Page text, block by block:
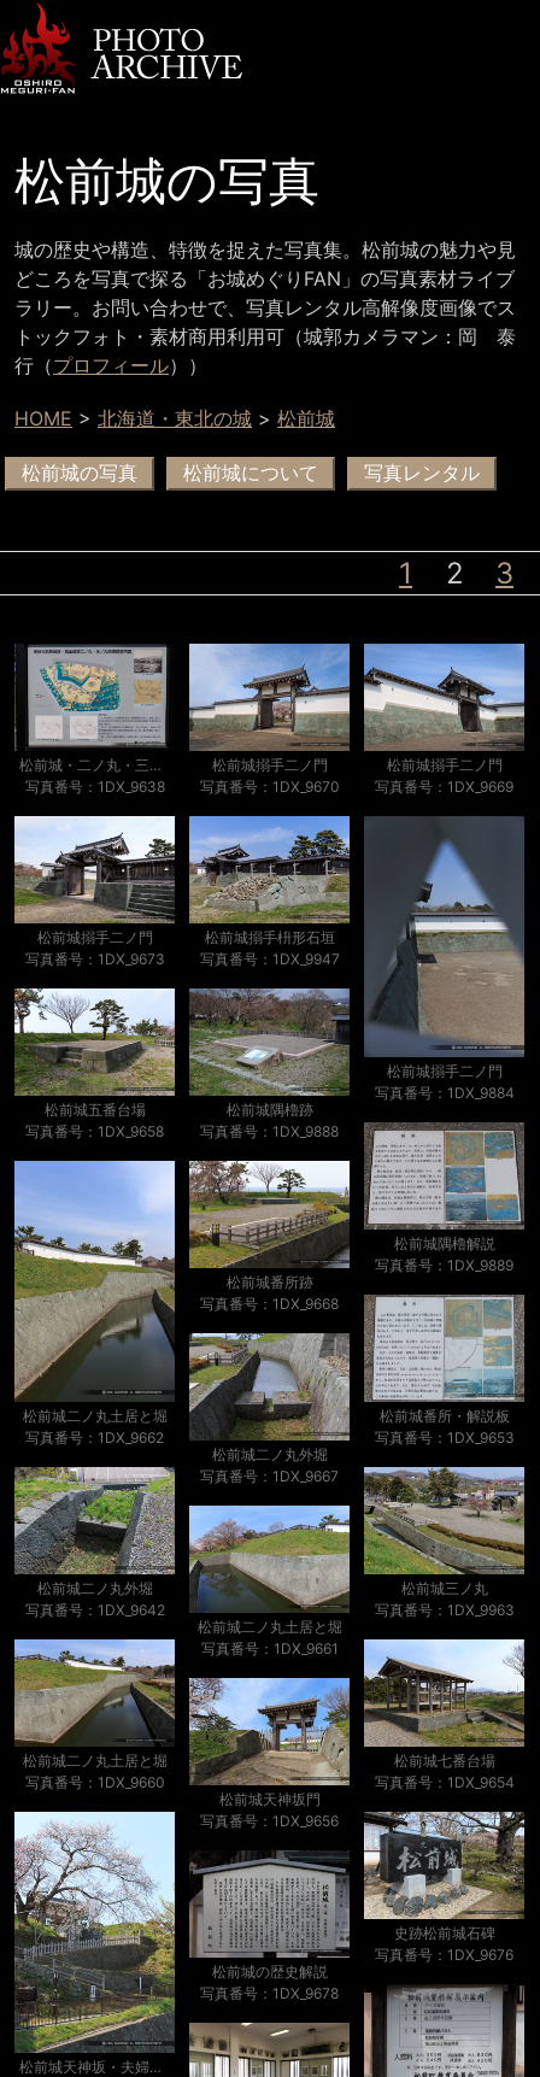
松前城の写真
城の歴史や構造、特徴を捉えた写真集。松前城の魅力や見
どころを写真で探る「お城めぐりFAN」の写真素材ライブ
ラリー。お問い合わせで、写真レンタル高解像度画像でス
トックフォト・素材商用利用可（城郭カメラマン：岡 泰
行（プロフィール））
HOME > 北海道・東北の城 > 松前城
松前城の写真 松前城について 写真レンタル
1 2 3
松前城・二ノ丸・三ノ丸南東部案内図
写真番号：1DX_9638
松前城搦手二ノ門
写真番号：1DX_9670
松前城搦手二ノ門
写真番号：1DX_9669
松前城搦手二ノ門
写真番号：1DX_9673
松前城搦手枡形石垣
写真番号：1DX_9947
松前城搦手二ノ門
写真番号：1DX_9884
松前城五番台場
写真番号：1DX_9658
松前城隅櫓跡
写真番号：1DX_9888
松前城隅櫓解説
写真番号：1DX_9889
松前城二ノ丸土居と堀
写真番号：1DX_9662
松前城番所跡
写真番号：1DX_9668
松前城番所・解説板
写真番号：1DX_9653
松前城二ノ丸外堀
写真番号：1DX_9667
松前城二ノ丸外堀
写真番号：1DX_9642
松前城三ノ丸
写真番号：1DX_9963
松前城二ノ丸土居と堀
写真番号：1DX_9661
松前城二ノ丸土居と堀
写真番号：1DX_9660
松前城七番台場
写真番号：1DX_9654
松前城天神坂門
写真番号：1DX_9656
松前城天神坂・夫婦桜・南殿・八重
史跡松前城石碑
写真番号：1DX_9676
松前城の歴史解説
写真番号：1DX_9678